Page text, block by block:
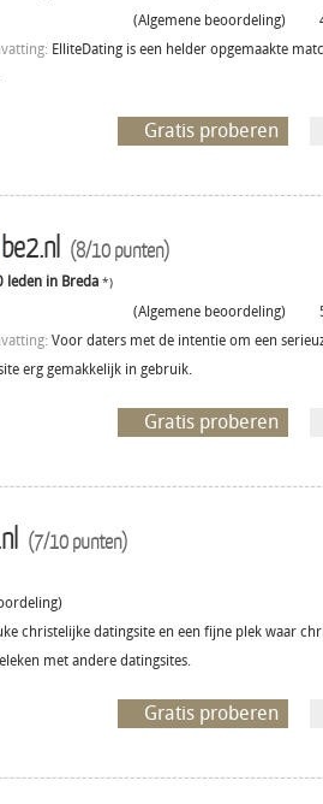
(Algemene beoordeling)
ElliteDating is een helder opgemaakte
Gratis proberen
be2.nl (8/10 punten)
leden in Breda *)
(Algemene beoordeling)
Voor daters met de intentie om een
erg gemakkelijk in gebruik.
Gratis proberen
(7/10 punten)
christelijke datingsite en een fijne plek waar
met andere datingsites.
Gratis proberen